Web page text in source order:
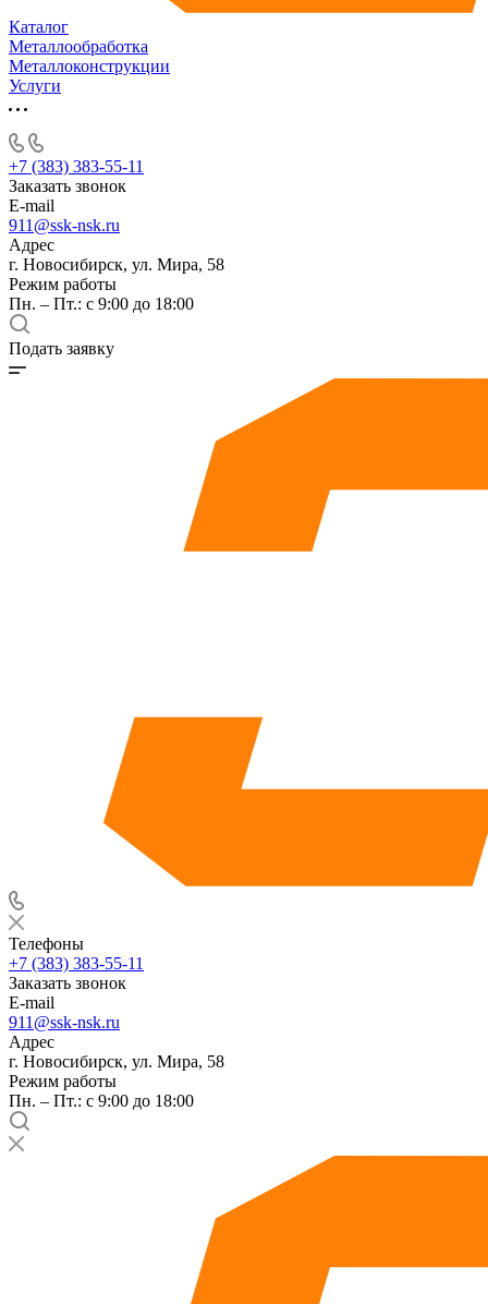
Каталог
Металлообработка
Металлоконструкции
Услуги
+7 (383) 383-55-11
Заказать звонок
E-mail
911@ssk-nsk.ru
Адрес
г. Новосибирск, ул. Мира, 58
Режим работы
Пн. – Пт.: с 9:00 до 18:00
Подать заявку
Телефоны
+7 (383) 383-55-11
Заказать звонок
E-mail
911@ssk-nsk.ru
Адрес
г. Новосибирск, ул. Мира, 58
Режим работы
Пн. – Пт.: с 9:00 до 18:00